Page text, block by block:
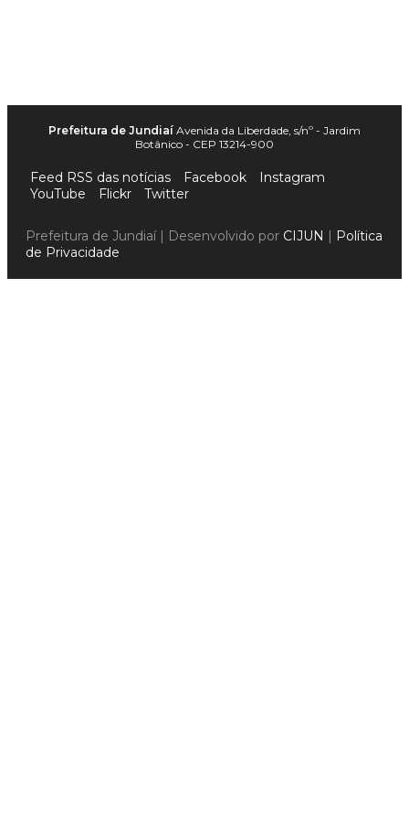
Prefeitura de Jundiaí Avenida da Liberdade, s/nº - Jardim
Botânico - CEP 13214-900
Feed RSS das notícias Facebook
Instagram
YouTube
Flickr Twitter
Prefeitura de Jundiaí | Desenvolvido por CIJUN | Política
de Privacidade